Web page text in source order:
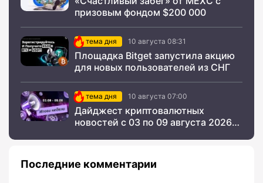
призовым фондом $200 000
тема дня 10 августа 08:31
Площадка Bitget запустила акцию
для новых пользователей из СНГ
тема дня 10 августа 07:00
Дайджест криптовалютных
новостей с 03 по 09 августа 2026
Последние комментарии